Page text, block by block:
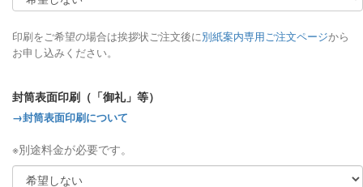
印刷をご希望の場合は挨拶状ご注文後に別紙案内専用ご注文ページから
お申し込みください。
封筒表面印刷（「御礼」等）
→封筒表面印刷について
※別途料金が必要です。